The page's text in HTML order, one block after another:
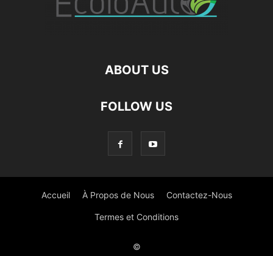
ABOUT US
FOLLOW US
Accueil À Propos de Nous Contactez-Nous
Termes et Conditions
©